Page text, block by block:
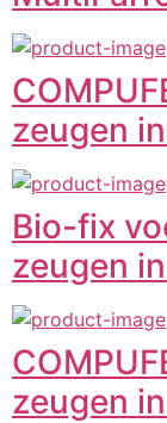
zeugen
Bio-fix
zeugen
zeugen